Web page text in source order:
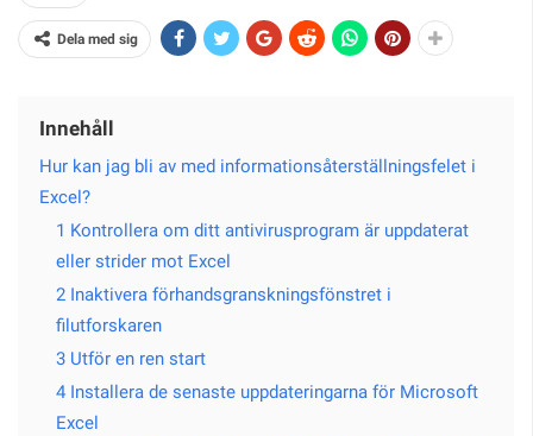
Dela med sig
Innehåll
Hur kan jag bli av med informationsåterställningsfelet i
Excel?
1 Kontrollera om ditt antivirusprogram är uppdaterat
eller strider mot Excel
2 Inaktivera förhandsgranskningsfönstret i
filutforskaren
3 Utför en ren start
4 Installera de senaste uppdateringarna för Microsoft
Excel